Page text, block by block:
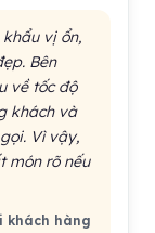
vị ổn,
Bên
về tốc độ
khách và
Vì vậy,
món rõ nếu
khách hàng